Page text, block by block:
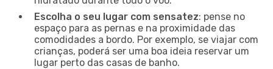
Escolha o seu lugar com sensatez: pense no
espaço para as pernas e na proximidade das
comodidades a bordo. Por exemplo, se viajar com
crianças, poderá ser uma boa ideia reservar um
lugar perto das casas de banho.